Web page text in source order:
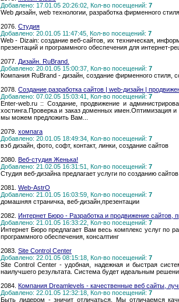
Добавлено: 17.01.05 20:26:02, Кол-во посещений: 7
Web дизайн, web технологии, разработка фирменного
2076. Студия
Добавлено: 20.01.05 11:47:45, Кол-во посещений: 7
Web - Dizain: создание веб-сайтов, их техническая,
презентаций и программного обеспечения для интернет-
2077. Дизайн. RuBrand.
Добавлено: 20.01.05 15:00:37, Кол-во посещений: 7
Компания RuBrand - дизайн, создание фирменного стиля,
2078. Создание,разработка сайтов | web-дизайн |
Добавлено: 07.02.05 15:03:41, Кол-во посещений: 7
Enter-web.ru :: Создание, продвижение и
хостинга.Проверка и заказ доменных имен.Оптимизация
мы можем предложить Вам...
2079. хомпага
Добавлено: 20.01.05 18:49:34, Кол-во посещений: 7
вэб дизайн, фото, софт, контакт, линки, создание сайтов
2080. Веб-студия Женька!
Добавлено: 21.02.05 16:31:51, Кол-во посещений: 7
Студия веб-дизайна предлагает услуги по созданию
2081. Web-AstrO
Добавлено: 21.01.05 16:03:59, Кол-во посещений: 7
домашняя страничка, веб-дизайн,презентации
2082. Интернет Бюро - Разработка и продвижение сайтов,
Добавлено: 21.01.05 16:33:22, Кол-во посещений: 7
Интернет Бюро предлагает Вам весь комплекс услуг по
программного обеспечения, консалтинг
2083. Site Control Center
Добавлено: 22.01.05 08:15:18, Кол-во посещений: 7
Site Control Center - удобная, надежная и быстрая
наилучшего результата. Система будет идеальным
2084. Компания Dreamlevels - качественные веб сайты,
Добавлено: 22.01.05 12:32:18, Кол-во посещений: 7
Быть лидером - зничит отличаться. Мы отличаемся